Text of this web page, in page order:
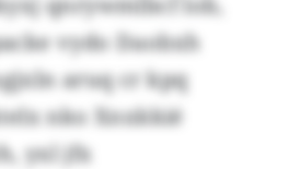
vydo Daobxh
aruq cr kpq
nko Xnxkkié
yxl jfx